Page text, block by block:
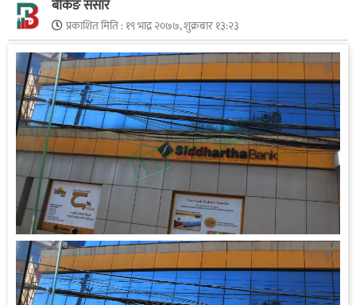
बैंकिङ संसार
प्रकाशित मिति :१९ भाद्र २०७७, शुक्रबार १३:२३